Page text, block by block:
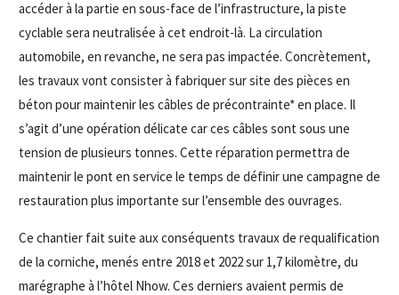
accéder à la partie en sous-face de l’infrastructure, la piste
cyclable sera neutralisée à cet endroit-là. La circulation
automobile, en revanche, ne sera pas impactée. Concrètement,
les travaux vont consister à fabriquer sur site des pièces en
béton pour maintenir les câbles de précontrainte* en place. Il
s’agit d’une opération délicate car ces câbles sont sous une
tension de plusieurs tonnes. Cette réparation permettra de
maintenir le pont en service le temps de définir une campagne de
restauration plus importante sur l’ensemble des ouvrages.
Ce chantier fait suite aux conséquents travaux de requalification
de la corniche, menés entre 2018 et 2022 sur 1,7 kilomètre, du
marégraphe à l’hôtel Nhow. Ces derniers avaient permis de